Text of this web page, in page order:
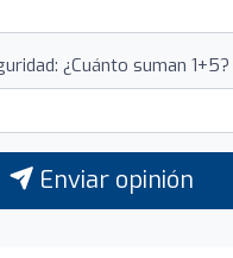
¿Cuánto suman 1+5?
Enviar opinión